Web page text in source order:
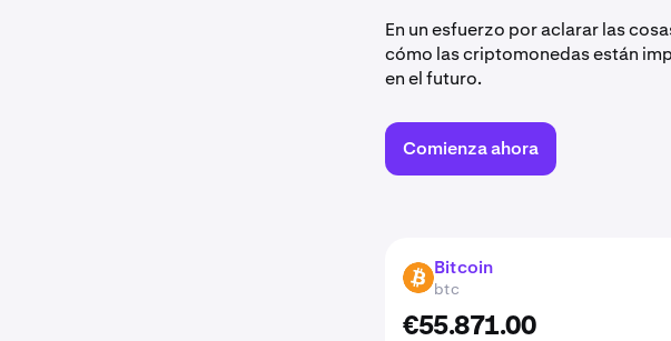
En un esfuerzo por aclarar las
cómo las criptomonedas están
en el futuro.
Comienza ahora
BTC Bitcoin
btc
€55.871.00